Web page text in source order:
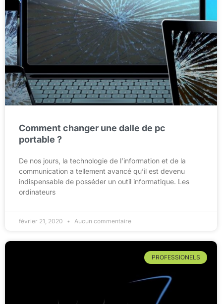
Comment changer une dalle de pc
portable ?
De nos jours, la technologie de l’information et de la
communication a tellement avancé qu’il est devenu
indispensable de posséder un outil informatique. Les
ordinateurs
février 21, 2020 Aucun commentaire
PROFESSIONELS